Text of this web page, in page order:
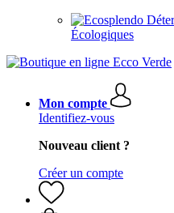
Écologiques
Mon compte
Identifiez-vous
Nouveau client ?
Créer un compte